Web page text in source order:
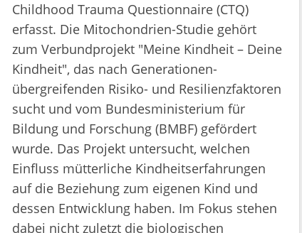
Childhood Trauma Questionnaire (CTQ)
erfasst. Die Mitochondrien-Studie gehört
zum Verbundprojekt "Meine Kindheit – Deine
Kindheit", das nach Generationen-
übergreifenden Risiko- und Resilienzfaktoren
sucht und vom Bundesministerium für
Bildung und Forschung (BMBF) gefördert
wurde. Das Projekt untersucht, welchen
Einfluss mütterliche Kindheitserfahrungen
auf die Beziehung zum eigenen Kind und
dessen Entwicklung haben. Im Fokus stehen
dabei nicht zuletzt die biologischen